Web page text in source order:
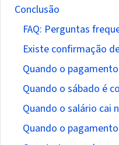
Conclusão
FAQ: Perguntas
Existe confirmação
Quando o
Quando o sábado é
Quando o salário cai
Quando o